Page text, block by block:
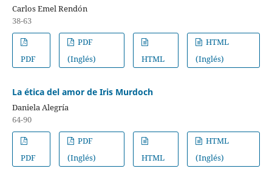
Carlos Emel Rendón
38-63
PDF
PDF
(Inglés)
HTML
HTML
(Inglés)
La ética del amor de Iris Murdoch
Daniela Alegría
64-90
PDF
PDF
(Inglés)
HTML
HTML
(Inglés)